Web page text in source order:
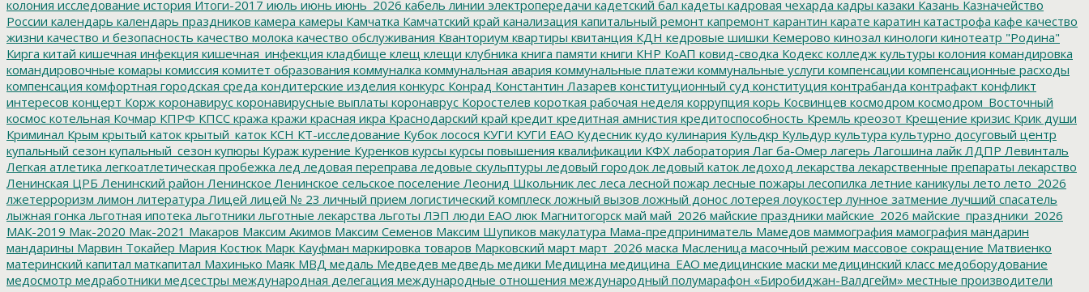
колония исследование история Итоги-2017 июль июнь июнь_2026 кабель линии электропередачи кадетский бал кадеты кадровая чехарда кадры казаки Казань Казначейство
России календарь календарь праздников камера камеры Камчатка Камчатский край канализация капитальный ремонт капремонт карантин карате каратин катастрофа кафе качество
жизни качество и безопасность качество молока качество обслуживания Кванториум квартиры квитанция КДН кедровые шишки Кемерово кинозал кинологи кинотеатр "Родина"
Кирга китай кишечная инфекция кишечная_инфекция кладбище клещ клещи клубника книга памяти книги КНР КоАП ковид-сводка Кодекс колледж культуры колония командировка
командировочные комары комиссия комитет образования коммуналка коммунальная авария коммунальные платежи коммунальные услуги компенсации компенсационные расходы
компенсация комфортная городская среда кондитерские изделия конкурс Конрад Константин Лазарев конституционный суд конституция контрабанда контрафакт конфликт
интересов концерт Корж коронавирус коронавирусные выплаты коронаврус Коростелев короткая рабочая неделя коррупция корь Косвинцев космодром космодром_Восточный
космос котельная Кочмар КПРФ КПСС кража кражи красная икра Краснодарский край кредит кредитная амнистия кредитоспособность Кремль креозот Крещение кризис Крик души
Криминал Крым крытый каток крытый_каток КСН КТ-исследование Кубок лосося КУГИ КУГИ ЕАО Кудесник кудо кулинария Кульдкр Кульдур культура культурно досуговый центр
купальный сезон купальный_сезон купюры Кураж курение Куренков курсы курсы повышения квалификации КФХ лаборатория Лаг ба-Омер лагерь Лагошина лайк ЛДПР Левинталь
Легкая атлетика легкоатлетическая пробежка лед ледовая переправа ледовые скульптуры ледовый городок ледовый каток ледоход лекарства лекарственные препараты лекарство
Ленинская ЦРБ Ленинский район Ленинское Ленинское сельское поселение Леонид Школьник лес леса лесной пожар лесные пожары лесопилка летние каникулы лето лето_2026
лжетерроризм лимон литература Лицей лицей № 23 личный прием логистический комплеск ложный вызов ложный донос лотерея лоукостер лунное затмение лучший спасатель
лыжная гонка льготная ипотека льготники льготные лекарства льготы ЛЭП люди ЕАО люк Магнитогорск май май_2026 майские праздники майские_2026 майские_праздники_2026
МАК-2019 Мак-2020 Мак-2021 Макаров Максим Акимов Максим Семенов Максим Шупиков макулатура Мама-предприниматель Мамедов маммография мамография мандарин
мандарины Марвин Токайер Мария Костюк Марк Кауфман маркировка товаров Марковский март март_2026 маска Масленица масочный режим массовое сокращение Матвиенко
материнский капитал маткапитал Махинько Маяк МВД медаль Медведев медведь медики Медицина медицина_ЕАО медицинские маски медицинский класс медоборудование
медосмотр медработники медсестры международная делегация международные отношения международный полумарафон «Биробиджан-Валдгейм» местные производители